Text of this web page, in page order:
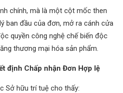
chính, mà là một cột mốc then
ban đầu của đơn, mở ra cánh cửa
quyền công nghệ chế biến độc
thương mại hóa sản phẩm.
định Chấp nhận Đơn Hợp lệ
Sở hữu trí tuệ cho thấy: